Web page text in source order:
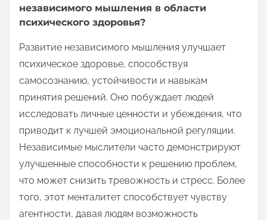
независимого мышления в области
психического здоровья?
Развитие независимого мышления улучшает
психическое здоровье, способствуя
самосознанию, устойчивости и навыкам
принятия решений. Оно побуждает людей
исследовать личные ценности и убеждения, что
приводит к лучшей эмоциональной регуляции.
Независимые мыслители часто демонстрируют
улучшенные способности к решению проблем,
что может снизить тревожность и стресс. Более
того, этот менталитет способствует чувству
агентности, давая людям возможность